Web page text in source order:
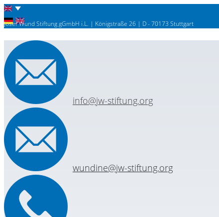
Josef Wund Stiftung gGmbH i.L. | Königstraße 26 | D - 70173 Stuttgart
info@jw-stiftung.org
wundine@jw-stiftung.org